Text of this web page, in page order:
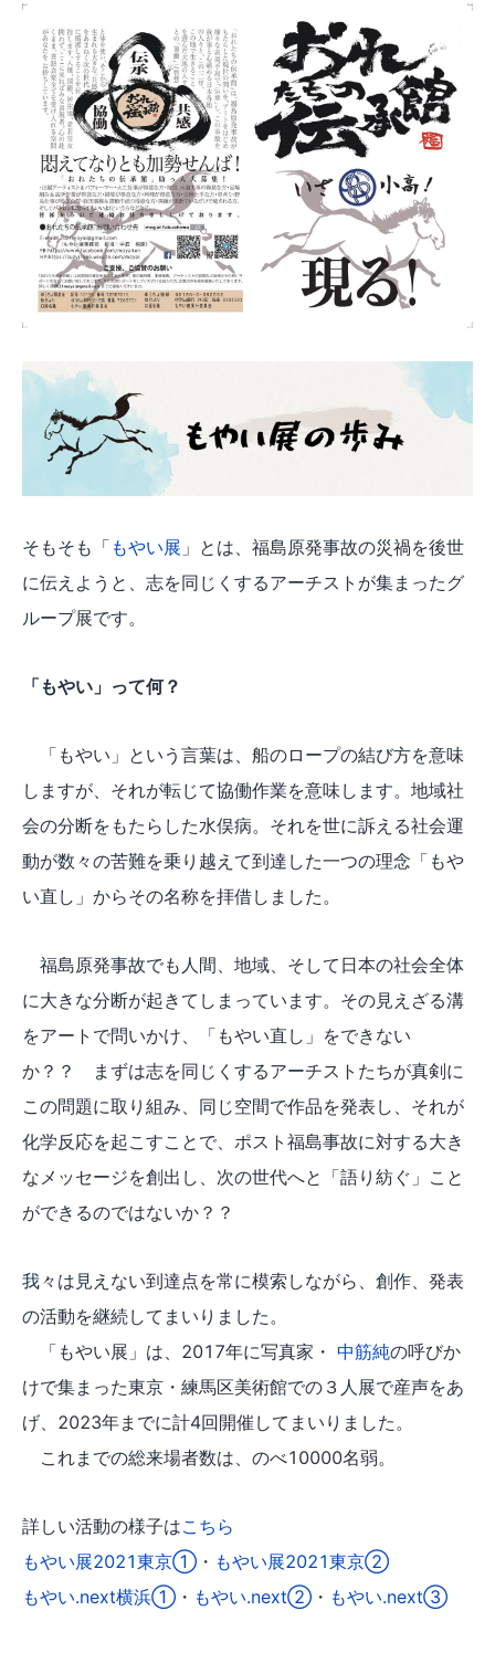
そもそも「 もやい展 」とは、福島原発事故の災禍を後世
に伝えようと、志を同じくするアーチストが集まったグ
ループ展です。
「もやい」って何？
「もやい」という言葉は、船のロープの結び方を意味
しますが、それが転じて協働作業を意味します。地域社
会の分断をもたらした水俣病。それを世に訴える社会運
動が数々の苦難を乗り越えて到達した一つの理念「もや
い直し」からその名称を拝借しました。
福島原発事故でも人間、地域、そして日本の社会全体
に大きな分断が起きてしまっています。その見えざる溝
をアートで問いかけ、「もやい直し」をできない
か？？ まずは志を同じくするアーチストたちが真剣に
この問題に取り組み、同じ空間で作品を発表し、それが
化学反応を起こすことで、ポスト福島事故に対する大き
なメッセージを創出し、次の世代へと「語り紡ぐ」こと
ができるのではないか？？
我々は見えない到達点を常に模索しながら、創作、発表
の活動を継続してまいりました。
「もやい展」は、2017年に写真家・ 中筋純の呼びか
けで集まった東京・練馬区美術館での３人展で産声をあ
げ、2023年までに計4回開催してまいりました。
これまでの総来場者数は、のべ10000名弱。
詳しい活動の様子はこちら
もやい展2021東京① ・ もやい展2021東京②
もやい.next横浜① ・ もやい.next② ・ もやい.next③